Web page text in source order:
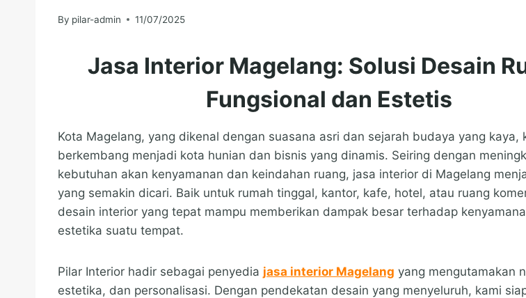
By pilar-admin 11/07/2025
Jasa Interior Magelang: Solusi Desain
Fungsional dan Estetis
Kota Magelang, yang dikenal dengan suasana asri dan sejarah budaya yang kaya,
berkembang menjadi kota hunian dan bisnis yang dinamis. Seiring dengan
kebutuhan akan kenyamanan dan keindahan ruang, jasa interior di Magelang
yang semakin dicari. Baik untuk rumah tinggal, kantor, kafe, hotel, atau ruang
desain interior yang tepat mampu memberikan dampak besar terhadap
estetika suatu tempat.
Pilar Interior hadir sebagai penyedia jasa interior Magelang yang mengutamakan
estetika, dan personalisasi. Dengan pendekatan desain yang menyeluruh, kami